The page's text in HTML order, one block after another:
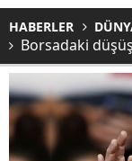
HABERLER
Borsadaki